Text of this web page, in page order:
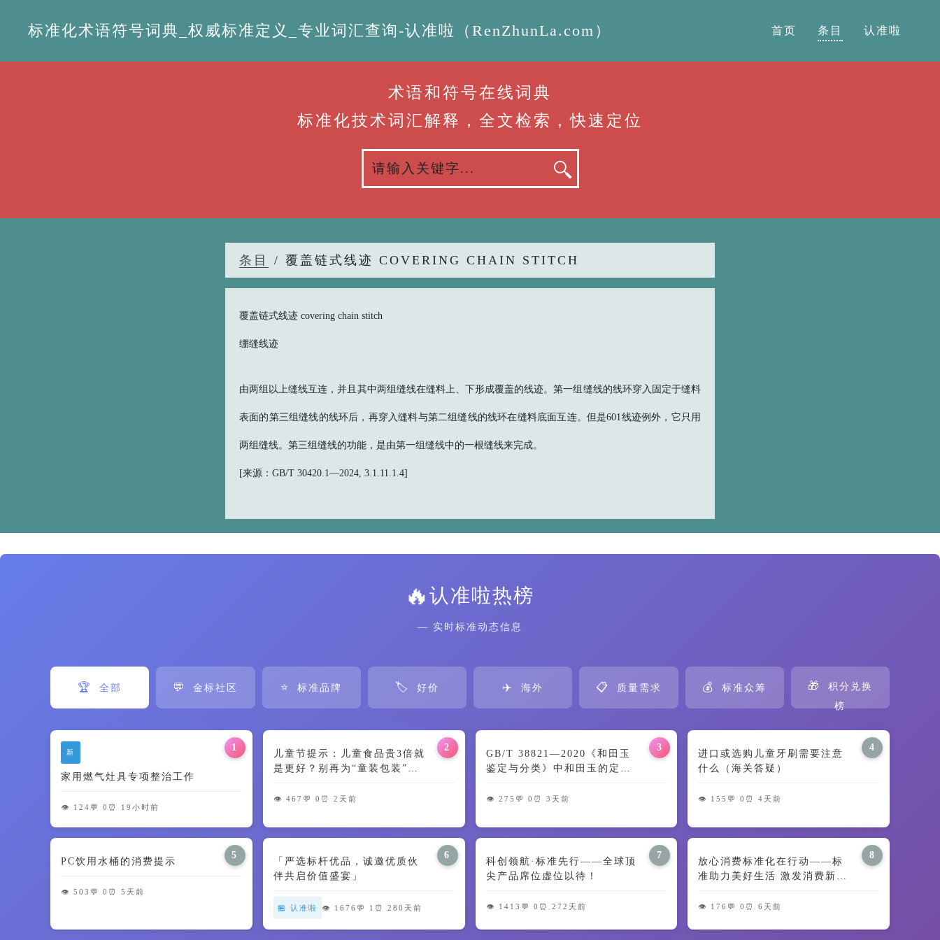
标准化术语符号词典_权威标准定义_专业词汇查询-认准啦（RenZhunLa.com） 首页 条目 认准啦
术语和符号在线词典
标准化技术词汇解释，全文检索，快速定位
条目 / 覆盖链式线迹 COVERING CHAIN STITCH
覆盖链式线迹 covering chain stitch
绷缝线迹
由两组以上缝线互连，并且其中两组缝线在缝料上、下形成覆盖的线迹。第一组缝线的线环穿入固定于缝料
表面的第三组缝线的线环后，再穿入缝料与第二组缝线的线环在缝料底面互连。但是601线迹例外，它只用
两组缝线。第三组缝线的功能，是由第一组缝线中的一根缝线来完成。
[来源：GB/T 30420.1—2024, 3.1.11.1.4]
🔥认准啦热榜
— 实时标准动态信息
🏆 全部 💬 金标社区 ⭐ 标准品牌 🏷️ 好价 ✈️ 海外 📋 质量需求 💰 标准众筹 🎁
积分兑换
榜
1
新
家用燃气灶具专项整治工作
👁️ 124 💬 0 ⏰ 19小时前
2
儿童节提示：儿童食品贵3倍就
是更好？别再为“童装包装”交
👁️ 467 💬 0 ⏰ 2天前
3
GB/T 38821—2020《和田玉
鉴定与分类》中和田玉的定义
👁️ 275 💬 0 ⏰ 3天前
4
进口或选购儿童牙刷需要注意
什么（海关答疑）
👁️ 155 💬 0 ⏰ 4天前
5
PC饮用水桶的消费提示
👁️ 503 💬 0 ⏰ 5天前
6
「严选标杆优品，诚邀优质伙
伴共启价值盛宴」
🏪 认准啦 👁️ 1676 💬 1 ⏰ 280天前
7
科创领航·标准先行——全球顶
尖产品席位虚位以待！
👁️ 1413 💬 0 ⏰ 272天前
8
放心消费标准化在行动——标
准助力美好生活 激发消费新动
👁️ 176 💬 0 ⏰ 6天前